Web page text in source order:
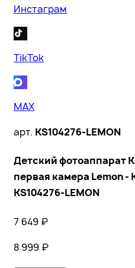
Инстаграм
TikTok
MAX
арт. KS104276-LEMON
Детский фотоаппарат
первая камера Lemon -
KS104276-LEMON
7 649 ₽
8 999 ₽